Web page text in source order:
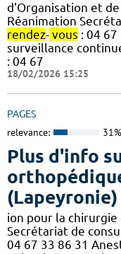
d'Organisation et
Réanimation
rendez- vous : 04
surveillance
: 04 67
18/02/2026 15:25
PAGES
relevance: 31%
Plus d'info
(Lapeyronie)
ion pour la
Secrétariat de
04 67 33 86 31